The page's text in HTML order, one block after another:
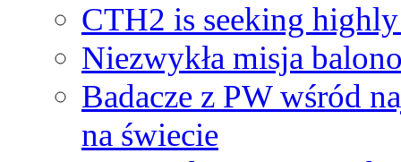
CTH2 is seeking
Niezwykła misja
Badacze z PW wśród
na świecie